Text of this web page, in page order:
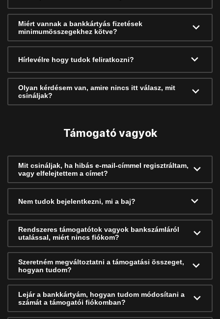
Miért vannak a bankkártyás fizetések
minimumösszegekhez kötve?
Hírlevélre hogy tudok feliratkozni?
Olyan kérdésem van, amire nincs itt válasz, mit
csináljak?
Támogató vagyok
Mit csináljak, ha hibás e-mail-címmel regisztráltam,
vagy elfelejtettem a címet?
Nem tudok bejelentkezni, mi a baj?
Rendszeres támogatótok vagyok bankszámláról
utalással, miért nincs fiókom?
Szeretném megváltoztatni a támogatási összeget,
hogyan tudom?
Lejár a bankkártyám, hogyan tudom módosítani a
számát a támogatói fiókomban?